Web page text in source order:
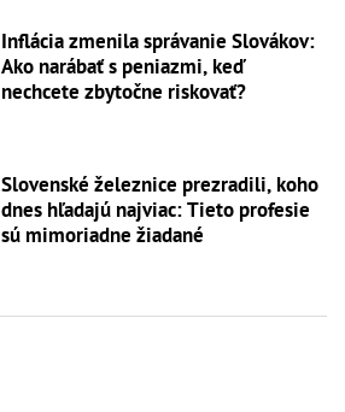
Inflácia zmenila správanie Slovákov:
Ako narábať s peniazmi, keď
nechcete zbytočne riskovať?
Slovenské železnice prezradili, koho
dnes hľadajú najviac: Tieto profesie
sú mimoriadne žiadané